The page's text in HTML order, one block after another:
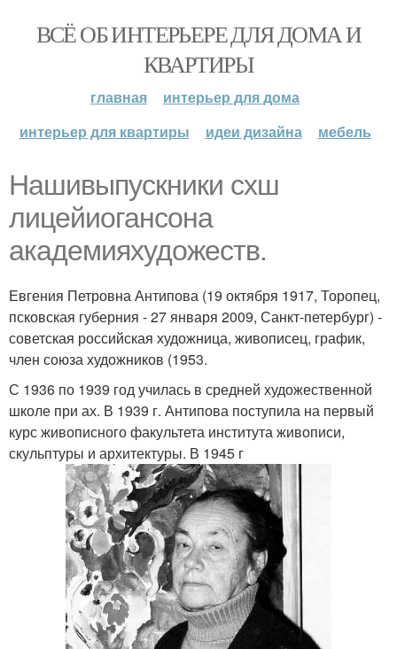
ВСЁ ОБ ИНТЕРЬЕРЕ ДЛЯ ДОМА И
КВАРТИРЫ
главная
интерьер для дома
интерьер для квартиры
идеи дизайна мебель
Нашивыпускники схш
лицейиогансона
академияхудожеств.
Евгения Петровна Антипова (19 октября 1917, Торопец,
псковская губерния - 27 января 2009, Санкт-петербург) -
советская российская художница, живописец, график,
член союза художников (1953.
С 1936 по 1939 год училась в средней художественной
школе при ах. В 1939 г. Антипова поступила на первый
курс живописного факультета института живописи,
скульптуры и архитектуры. В 1945 г